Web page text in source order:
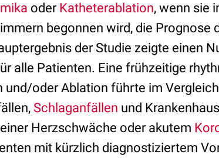
oder Katheterablation, wenn sie
begonnen wird, die Prognose
der Studie zeigte einen
alle Patienten. Eine frühzeitige
oder Ablation führte im
Schlaganfällen und
Herzschwäche oder akutem
mit kürzlich diagnostiziertem